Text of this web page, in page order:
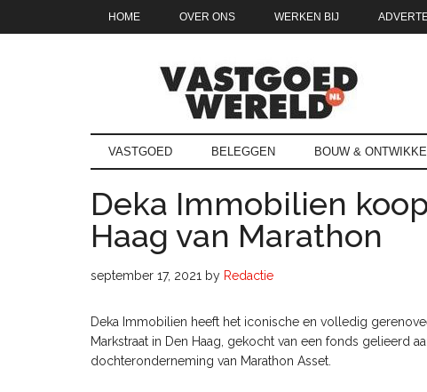
HOME OVER ONS WERKEN BIJ
vastgoedwereld.nl
VASTGOED BELEGGEN BOUW &
Deka Immobilien
Haag van Marathon
september 17, 2021 by Redactie
Deka Immobilien heeft het iconische en volledig
Markstraat in Den Haag, gekocht van een fonds gelieerd
dochteronderneming van Marathon Asset.